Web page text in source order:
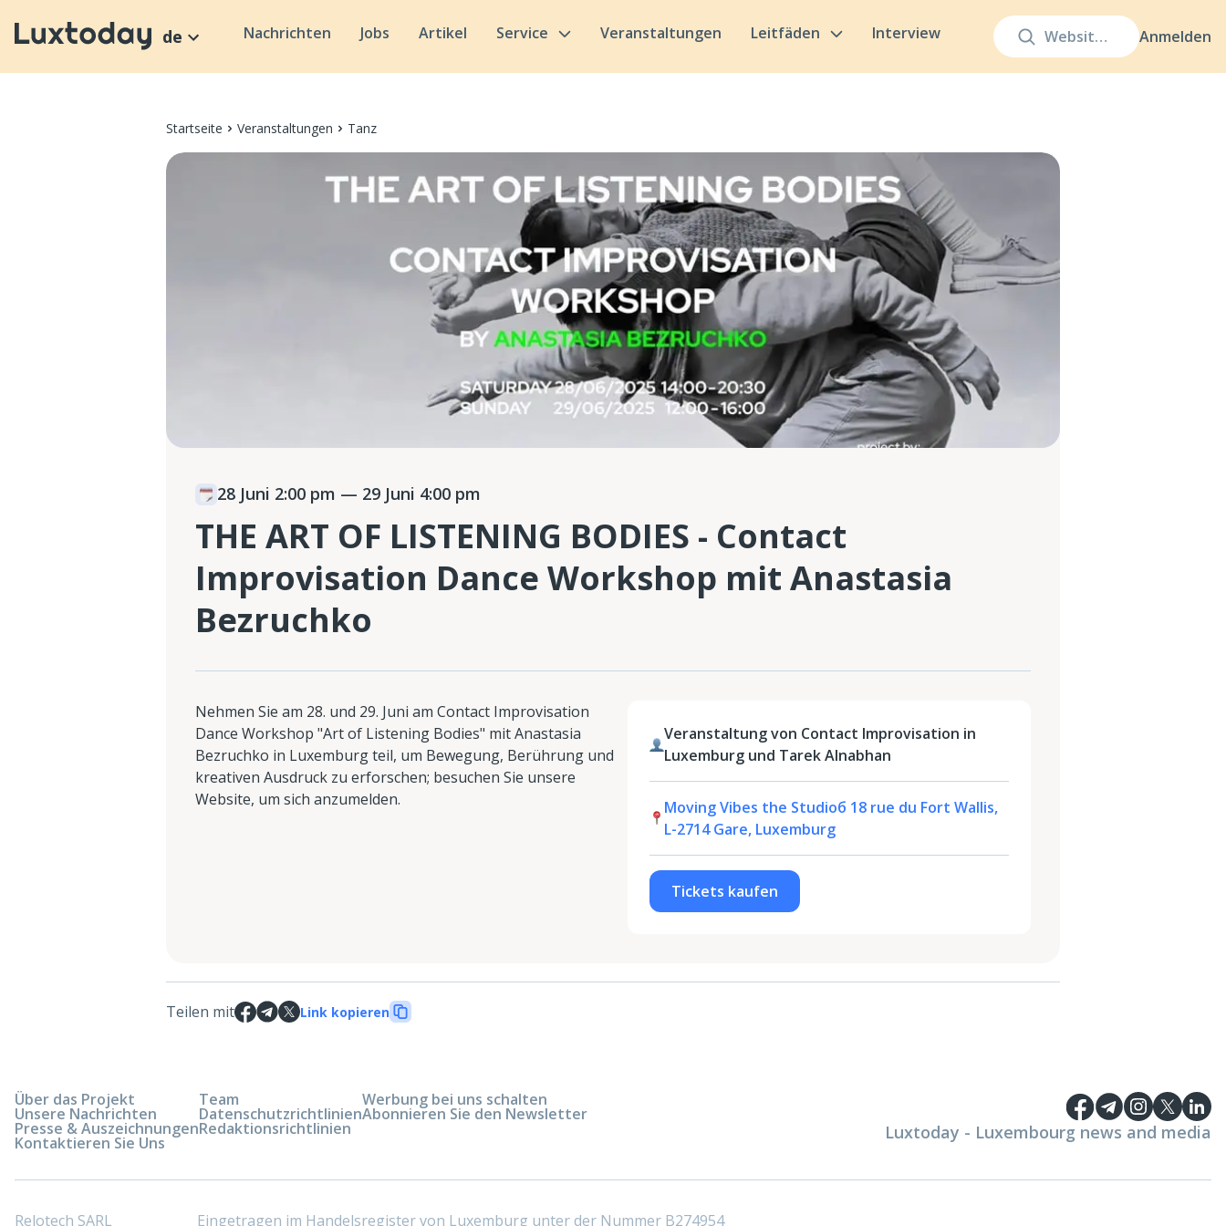
Anmelden
de Nachrichten Jobs Artikel Service Veranstaltungen Leitfäden Interview
Startseite Veranstaltungen Tanz
28 Juni 2:00 pm — 29 Juni 4:00 pm
THE ART OF LISTENING BODIES - Contact
Improvisation Dance Workshop mit Anastasia
Bezruchko
Nehmen Sie am 28. und 29. Juni am Contact Improvisation
Dance Workshop "Art of Listening Bodies" mit Anastasia
Bezruchko in Luxemburg teil, um Bewegung, Berührung und
kreativen Ausdruck zu erforschen; besuchen Sie unsere
Website, um sich anzumelden.
Veranstaltung von Contact Improvisation in
Luxemburg und Tarek Alnabhan
Moving Vibes the Studioб 18 rue du Fort Wallis,
L-2714 Gare, Luxemburg
Tickets kaufen
Teilen mit Link kopieren
Über das Projekt
Unsere Nachrichten
Presse & Auszeichnungen
Kontaktieren Sie Uns
Team
Datenschutzrichtlinien
Redaktionsrichtlinien
Werbung bei uns schalten
Abonnieren Sie den Newsletter
Luxtoday - Luxembourg news and media
Relotech SARL Eingetragen im Handelsregister von Luxemburg unter der Nummer B274954